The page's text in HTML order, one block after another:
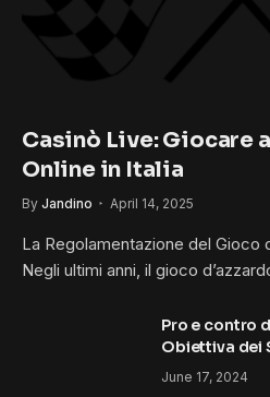
Casinò Live: Giocare
Online in Italia
By Jandino April 14, 2025
La Regolamentazione del Gioco
Negli ultimi anni, il gioco
Pro e contro
Obiettiva dei
June 17, 2024